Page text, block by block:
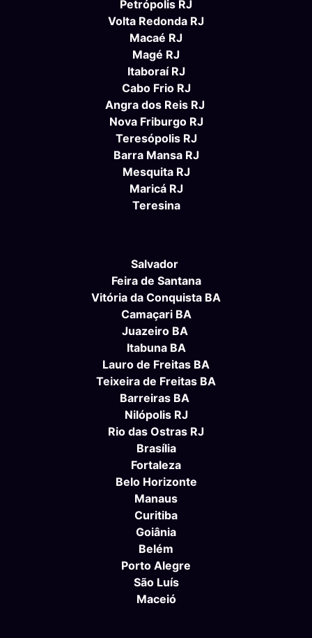
Petrópolis RJ
Volta Redonda RJ
Macaé RJ
Magé RJ
Itaboraí RJ
Cabo Frio RJ
Angra dos Reis RJ
Nova Friburgo RJ
Teresópolis RJ
Barra Mansa RJ
Mesquita RJ
Maricá RJ
Teresina
Salvador
Feira de Santana
Vitória da Conquista BA
Camaçari BA
Juazeiro BA
Itabuna BA
Lauro de Freitas BA
Teixeira de Freitas BA
Barreiras BA
Nilópolis RJ
Rio das Ostras RJ
Brasília
Fortaleza
Belo Horizonte
Manaus
Curitiba
Goiânia
Belém
Porto Alegre
São Luís
Maceió